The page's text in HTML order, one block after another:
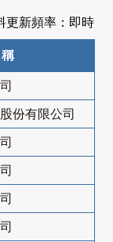
更新頻率：即時
份有限公司